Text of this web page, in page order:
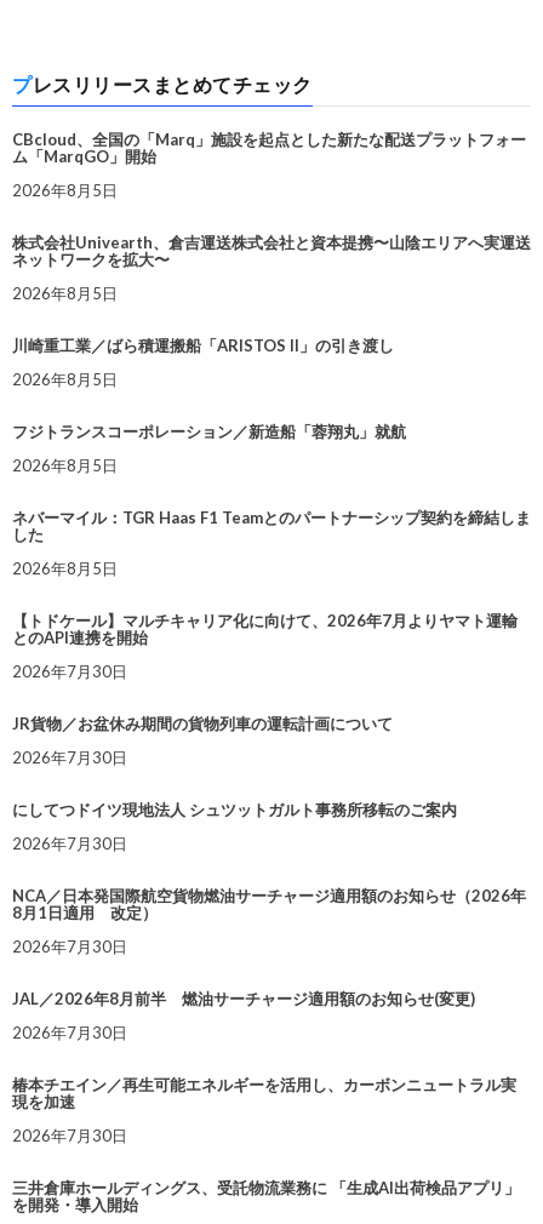
プレスリリースまとめてチェック
CBcloud、全国の「Marq」施設を起点とした新たな配送プラットフォー
ム「MarqGO」開始
2026年8月5日
株式会社Univearth、倉吉運送株式会社と資本提携〜山陰エリアへ実運送
ネットワークを拡大〜
2026年8月5日
川崎重工業／ばら積運搬船「ARISTOS II」の引き渡し
2026年8月5日
フジトランスコーポレーション／新造船「蓉翔丸」就航
2026年8月5日
ネバーマイル：TGR Haas F1 Teamとのパートナーシップ契約を締結しま
した
2026年8月5日
【トドケール】マルチキャリア化に向けて、2026年7月よりヤマト運輸
とのAPI連携を開始
2026年7月30日
JR貨物／お盆休み期間の貨物列車の運転計画について
2026年7月30日
にしてつドイツ現地法人 シュツットガルト事務所移転のご案内
2026年7月30日
NCA／日本発国際航空貨物燃油サーチャージ適用額のお知らせ（2026年
8月1日適用 改定）
2026年7月30日
JAL／2026年8月前半 燃油サーチャージ適用額のお知らせ(変更)
2026年7月30日
椿本チエイン／再生可能エネルギーを活用し、カーボンニュートラル実
現を加速
2026年7月30日
三井倉庫ホールディングス、受託物流業務に 「生成AI出荷検品アプリ」
を開発・導入開始